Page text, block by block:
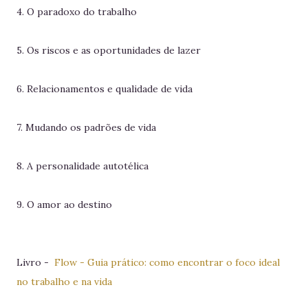
4. O paradoxo do trabalho
5. Os riscos e as oportunidades de lazer
6. Relacionamentos e qualidade de vida
7. Mudando os padrões de vida
8. A personalidade autotélica
9. O amor ao destino
Livro - Flow - Guia prático: como encontrar o foco ideal
no trabalho e na vida